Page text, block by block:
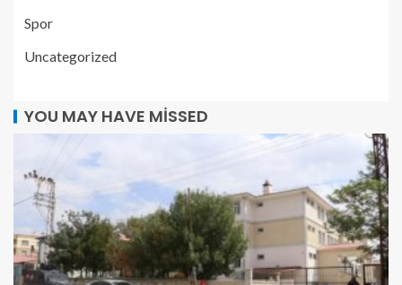
Spor
Uncategorized
YOU MAY HAVE MISSED